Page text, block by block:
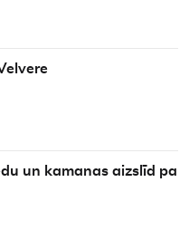
un kamanas aizslīd pa